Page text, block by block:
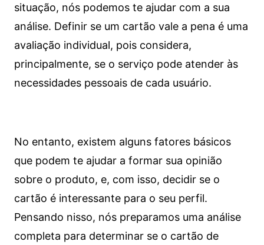
situação, nós podemos te ajudar com a sua
análise. Definir se um cartão vale a pena é uma
avaliação individual, pois considera,
principalmente, se o serviço pode atender às
necessidades pessoais de cada usuário.
No entanto, existem alguns fatores básicos
que podem te ajudar a formar sua opinião
sobre o produto, e, com isso, decidir se o
cartão é interessante para o seu perfil.
Pensando nisso, nós preparamos uma análise
completa para determinar se o cartão de